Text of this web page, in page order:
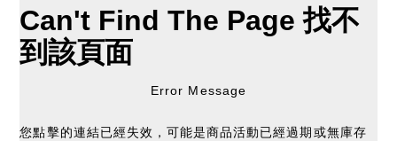
Can't Find The Page找不
到該頁面
Error Message
您點擊的連結已經失效，可能是商品活動已經過期或無庫存